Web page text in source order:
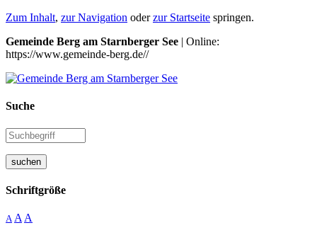
Zum Inhalt, zur Navigation oderzur Startseite springen.
Gemeinde Berg am Starnberger See | Online:
https://www.gemeinde-berg.de//
Suche
suchen
Schriftgröße
A A A